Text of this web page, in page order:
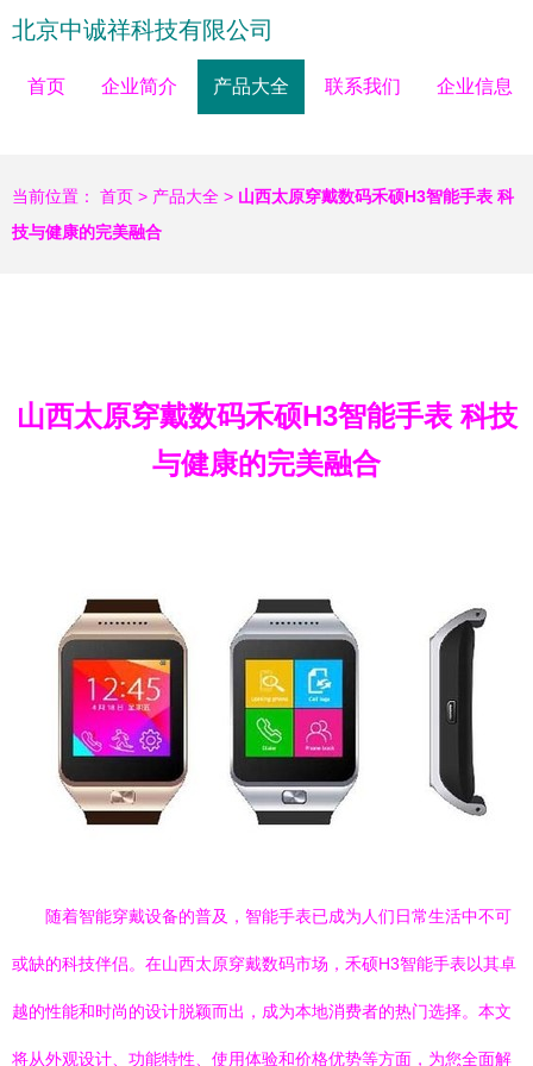
北京中诚祥科技有限公司
首页 企业简介 产品大全 联系我们 企业信息
当前位置： 首页 > 产品大全 > 山西太原穿戴数码禾硕H3智能手表 科
技与健康的完美融合
山西太原穿戴数码禾硕H3智能手表 科技
与健康的完美融合
随着智能穿戴设备的普及，智能手表已成为人们日常生活中不可
或缺的科技伴侣。在山西太原穿戴数码市场，禾硕H3智能手表以其卓
越的性能和时尚的设计脱颖而出，成为本地消费者的热门选择。本文
将从外观设计、功能特性、使用体验和价格优势等方面，为您全面解